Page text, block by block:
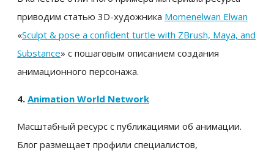
приводим статью 3D-художника Momenelwan Elwan
«Sculpt & pose a confident turtle with ZBrush, Maya, and
Substance» с пошаговым описанием создания
анимационного персонажа.
4. Animation World Network
Масштабный ресурс с публикациями об анимации.
Блог размещает профили специалистов,